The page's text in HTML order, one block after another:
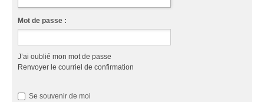
Mot de passe :
J’ai oublié mon mot de passe
Renvoyer le courriel de confirmation
Se souvenir de moi